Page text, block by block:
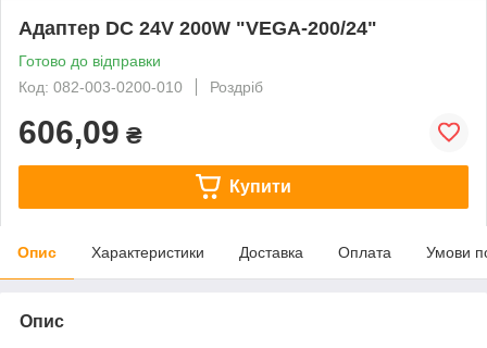
Адаптер DC 24V 200W "VEGA-200/24"
Готово до відправки
Код: 082-003-0200-010
Роздріб
606,09 ₴
Купити
Опис Характеристики Доставка Оплата Умови
Опис